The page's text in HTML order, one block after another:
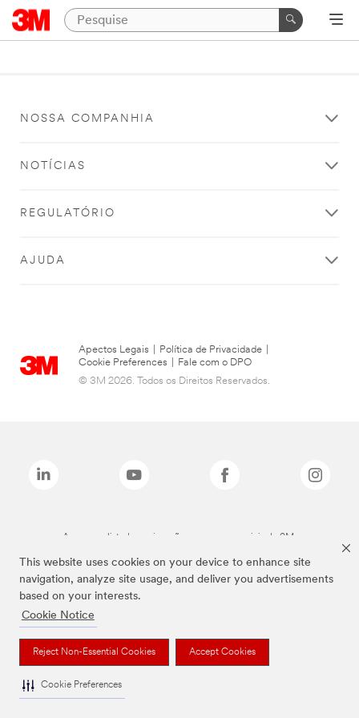
This website uses cookies on your device to enhance site
navigation, analyze site usage, and deliver you advertisements
based on your interests.
Cookie Notice
Reject Non-Essential Cookies Accept Cookies
Cookie Preferences
NOSSA COMPANHIA
NOTÍCIAS
REGULATÓRIO
AJUDA
Apectos Legais Política de Privacidade
Cookie Preferences
Fale com o DPO
© 3M 2026. Todos os Direitos Reservados.
As marcas listadas a cima são marcas comerciais da 3M.